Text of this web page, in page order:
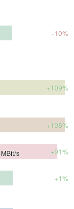
-10%
+109%
+108%
MBit/s +91%
+1%